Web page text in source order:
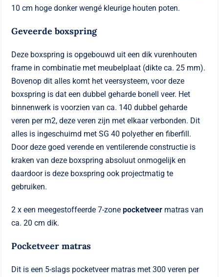
10 cm hoge donker wengé kleurige houten poten.
Geveerde boxspring
Deze boxspring is opgebouwd uit een dik vurenhouten
frame in combinatie met meubelplaat (dikte ca. 25 mm).
Bovenop dit alles komt het veersysteem, voor deze
boxspring is dat een dubbel geharde bonell veer. Het
binnenwerk is voorzien van ca. 140 dubbel geharde
veren per m2, deze veren zijn met elkaar verbonden. Dit
alles is ingeschuimd met SG 40 polyether en fiberfill.
Door deze goed verende en ventilerende constructie is
kraken van deze boxspring absoluut onmogelijk en
daardoor is deze boxspring ook projectmatig te
gebruiken.
2 x een meegestoffeerde 7-zonepocketveer matras van
ca. 20 cm dik.
Pocketveer matras
Dit is een 5-slags pocketveer matras met 300 veren per